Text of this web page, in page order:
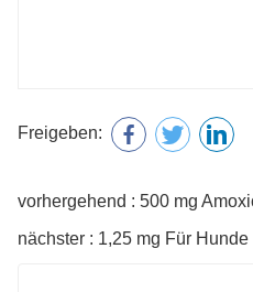
Freigeben:
nächster : 1,25 mg Für